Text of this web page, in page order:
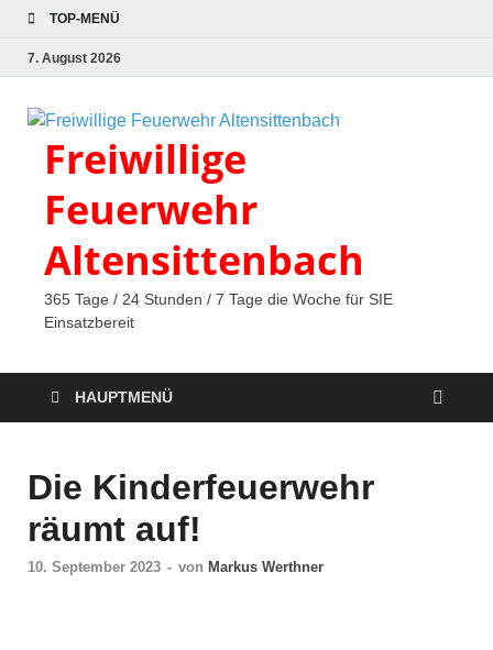
TOP-MENÜ
7. August 2026
Freiwillige
Feuerwehr
Altensittenbach
365 Tage / 24 Stunden / 7 Tage die Woche für SIE
Einsatzbereit
HAUPTMENÜ
Die Kinderfeuerwehr
räumt auf!
10. September 2023 - von Markus Werthner